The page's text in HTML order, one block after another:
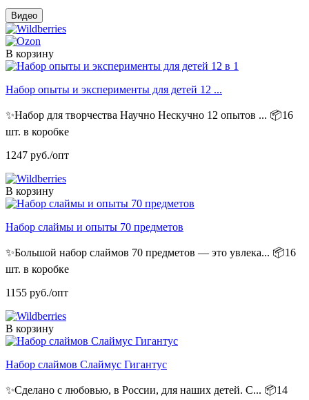
Видео
В корзину
Набор опыты и эксперименты для детей 12 ...
✨Набор для творчества Научно Нескучно 12 опытов ... 📦16
шт. в коробке
1247 руб./опт
В корзину
Набор слаймы и опыты 70 предметов
✨Большой набор слаймов 70 предметов — это увлека... 📦16
шт. в коробке
1155 руб./опт
В корзину
Набор слаймов Слаймус Гигантус
✨Сделано с любовью, в России, для наших детей. С... 📦14